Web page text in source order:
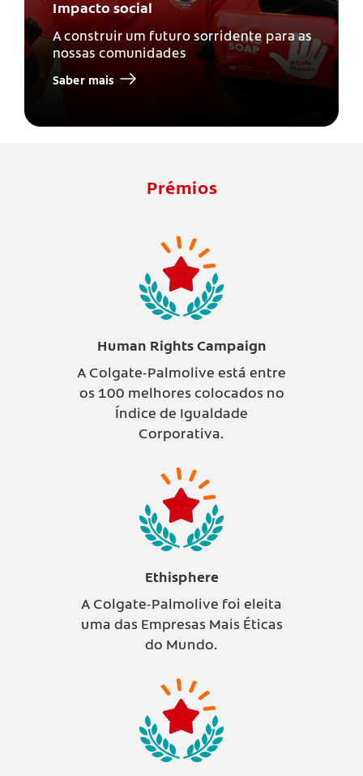
Impacto social
A construir um futuro sorridente para as
nossas comunidades
Saber mais
Prémios
Human Rights Campaign
A Colgate-Palmolive está entre
os 100 melhores colocados no
Índice de Igualdade
Corporativa.
Ethisphere
A Colgate-Palmolive foi eleita
uma das Empresas Mais Éticas
do Mundo.